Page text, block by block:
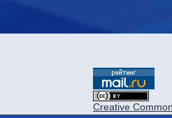
Creative